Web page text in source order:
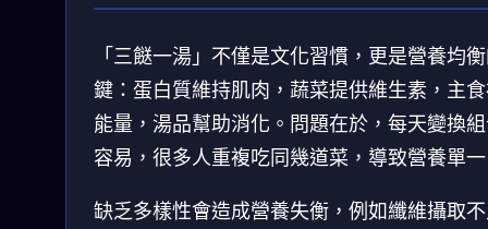
「三餸一湯」不僅是文化習慣，更是營養均
鍵：蛋白質維持肌肉，蔬菜提供維生素，主
能量，湯品幫助消化。問題在於，每天變換
容易，很多人重複吃同幾道菜，導致營養單
缺乏多樣性會造成營養失衡，例如纖維攝取